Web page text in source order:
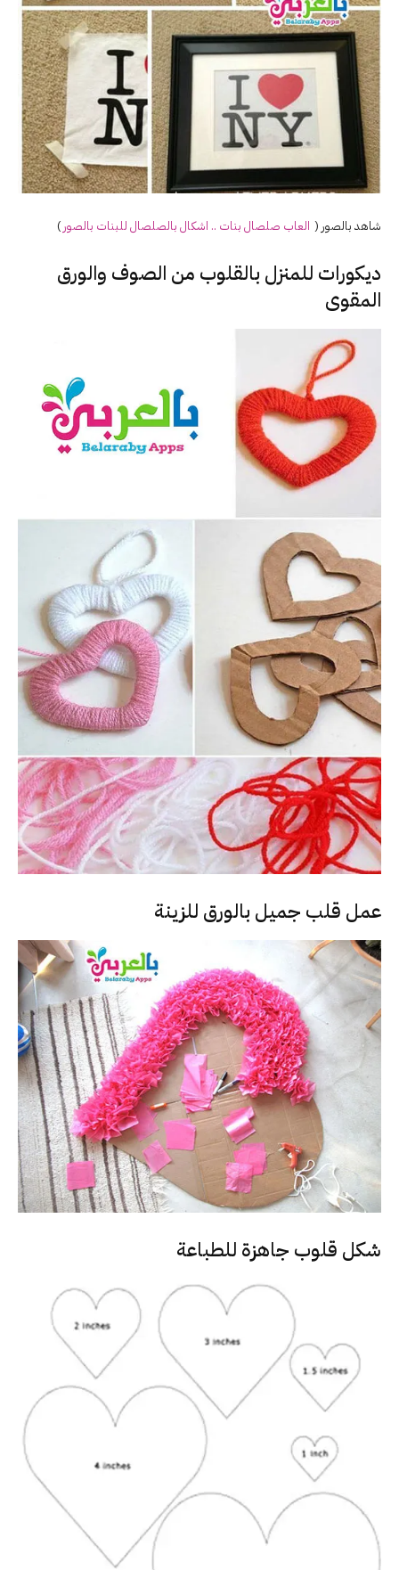
شاهد بالصور ( العاب صلصال بنات .. اشكال بالصلصال للبنات بالصور )
ديكورات للمنزل بالقلوب من الصوف والورق
المقوى
عمل قلب جميل بالورق للزينة
شكل قلوب جاهزة للطباعة